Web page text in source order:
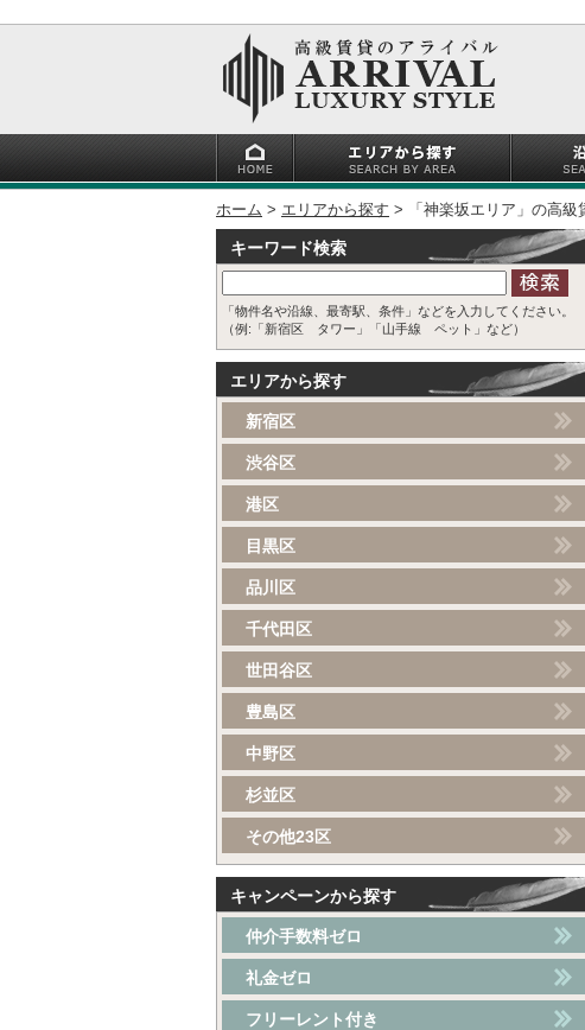
ホーム エリアから探す 「神楽坂エリア」の高
キーワード検索
「物件名や沿線、最寄駅、条件」などを入力してください。
（例:「新宿区 タワー」「山手線 ペット」など）
エリアから探す
新宿区
渋谷区
港区
目黒区
品川区
千代田区
世田谷区
豊島区
中野区
杉並区
その他23区
キャンペーンから探す
仲介手数料ゼロ
礼金ゼロ
フリーレント付き